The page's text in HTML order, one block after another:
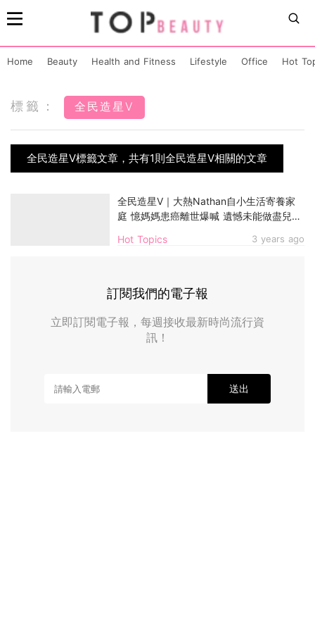
Home Beauty Health and Fitness Lifestyle Office Hot
標籤： 全民造星V
全民造星V標籤文章，共有1則全民造星V相關的文章
Hot Topics 3 years ago
全民造星V｜大熱Nathan自小生活寄養家
庭 憶媽媽患癌離世爆喊 遺憾未能做盡兒子
訂閱我們的電子報
立即訂閱電子報，每週接收最新時尚流行資
訊！
送出